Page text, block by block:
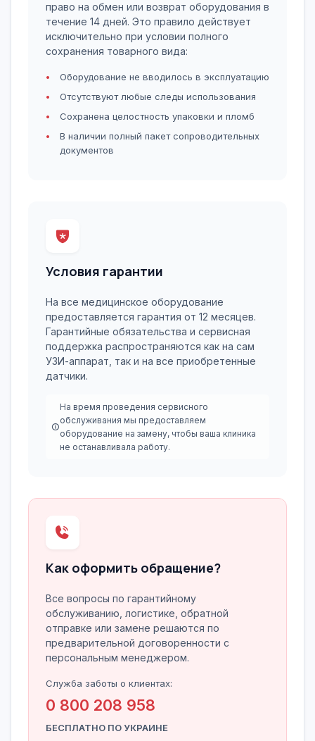
право на обмен или возврат оборудования в
течение 14 дней. Это правило действует
исключительно при условии полного
сохранения товарного вида:
Оборудование не вводилось в эксплуатацию
Отсутствуют любые следы использования
Сохранена целостность упаковки и пломб
В наличии полный пакет сопроводительных
документов
Условия гарантии
На все медицинское оборудование
предоставляется гарантия от 12 месяцев.
Гарантийные обязательства и сервисная
поддержка распространяются как на сам
УЗИ-аппарат, так и на все приобретенные
датчики.
На время проведения сервисного
обслуживания мы предоставляем
оборудование на замену, чтобы ваша клиника
не останавливала работу.
Как оформить обращение?
Все вопросы по гарантийному
обслуживанию, логистике, обратной
отправке или замене решаются по
предварительной договоренности с
персональным менеджером.
Служба заботы о клиентах:
0 800 208 958
БЕСПЛАТНО ПО УКРАИНЕ